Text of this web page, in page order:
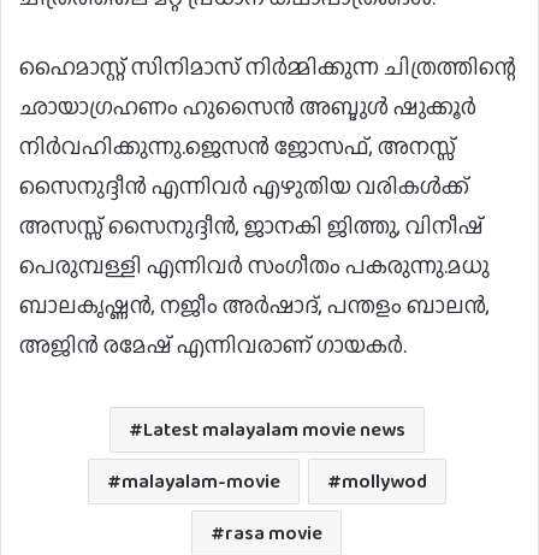
ഹൈമാസ്റ്റ് സിനിമാസ് നിര്‍മ്മിക്കുന്ന ചിത്രത്തിന്റെ
ഛായാഗ്രഹണം ഹുസൈന്‍ അബ്ദുള്‍ ഷുക്കൂര്‍
നിര്‍വഹിക്കുന്നു.ജെസന്‍ ജോസഫ്, അനസ്സ്
സൈനുദ്ദീന്‍ എന്നിവര്‍ എഴുതിയ വരികള്‍ക്ക്
അസസ്സ് സൈനുദ്ദീന്‍, ജാനകി ജിത്തു, വിനീഷ്
പെരുമ്പള്ളി എന്നിവര്‍ സംഗീതം പകരുന്നു.മധു
ബാലകൃഷ്ണന്‍, നജീം അര്‍ഷാദ്, പന്തളം ബാലന്‍,
അജിന്‍ രമേഷ് എന്നിവരാണ് ഗായകര്‍.
Latest malayalam movie news
malayalam-movie
mollywod
rasa movie